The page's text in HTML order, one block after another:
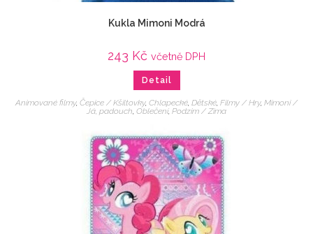
Kukla Mimoni Modrá
243 Kč včetně DPH
Detail
Animované filmy, Čepice / Kšiltovky, Chlapecké, Dětské, Filmy / Hry, Mimoni /
Já, padouch, Oblečení, Podzim / Zima